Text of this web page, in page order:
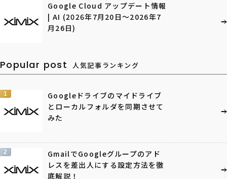
Google Cloud アップデート情報
| AI (2026年7月20日〜2026年7
月26日)
Popular post 人気記事ランキング
1
Googleドライブのマイドライブ
とローカルフォルダを同期させて
みた
2
GmailでGoogleグループのアド
レスを差出人にする設定方法を徹
底解説！